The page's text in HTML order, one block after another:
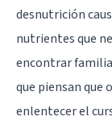
desnutrición
nutrientes que
encontrar
que piensan que
enlentecer el